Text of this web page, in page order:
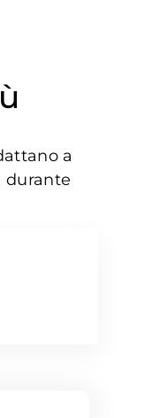
a
durante